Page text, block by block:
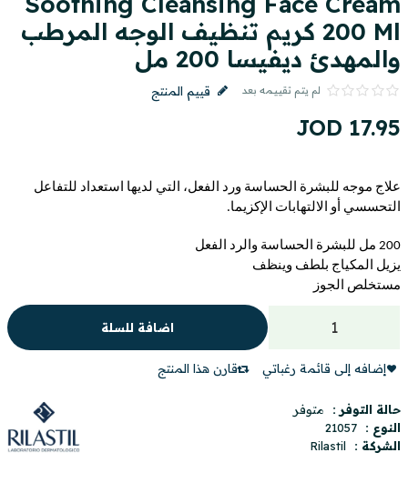
200 Ml كريم تنظيف الوجه المرطب
والمهدئ ديفيسا 200 مل
لم يتم تقييمه بعد قييم المنتج
JOD 17.95
علاج موجه للبشرة الحساسة ورد الفعل، التي لديها استعداد للتفاعل
التحسسي أو الالتهابات الإكزيما.
200 مل للبشرة الحساسة والرد الفعل
يزيل المكياج بلطف وينظف
مستخلص الجوز
اضافة للسلة
إضافه إلى قائمة رغباتي قارن هذا المنتج
حالة التوفر :
متوفر
النوع :
21057
الشركة :
Rilastil